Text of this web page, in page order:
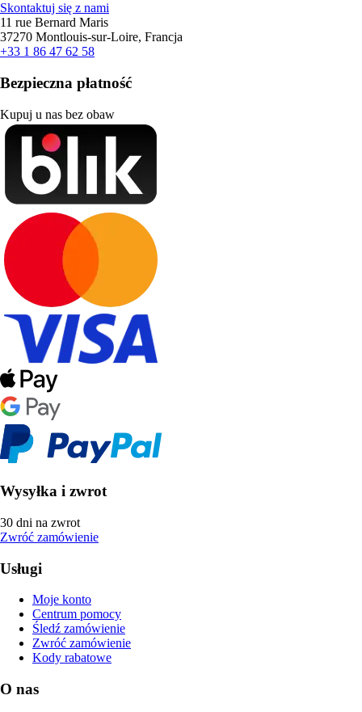
Skontaktuj się z nami
11 rue Bernard Maris
37270 Montlouis-sur-Loire, Francja
+33 1 86 47 62 58
Bezpieczna płatność
Kupuj u nas bez obaw
Wysyłka i zwrot
30 dni na zwrot
Zwróć zamówienie
Usługi
Moje konto
Centrum pomocy
Śledź zamówienie
Zwróć zamówienie
Kody rabatowe
O nas